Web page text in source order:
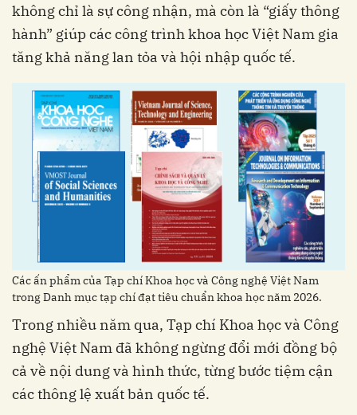
không chỉ là sự công nhận, mà còn là “giấy thông
hành” giúp các công trình khoa học Việt Nam gia
tăng khả năng lan tỏa và hội nhập quốc tế.
Các ấn phẩm của Tạp chí Khoa học và Công nghệ Việt Nam
trong Danh mục tạp chí đạt tiêu chuẩn khoa học năm 2026.
Trong nhiều năm qua, Tạp chí Khoa học và Công
nghệ Việt Nam đã không ngừng đổi mới đồng bộ
cả về nội dung và hình thức, từng bước tiệm cận
các thông lệ xuất bản quốc tế.